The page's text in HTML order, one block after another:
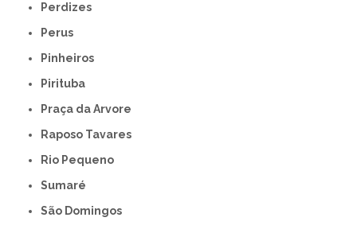
Perdizes
Perus
Pinheiros
Pirituba
Praça da Arvore
Raposo Tavares
Rio Pequeno
Sumaré
São Domingos